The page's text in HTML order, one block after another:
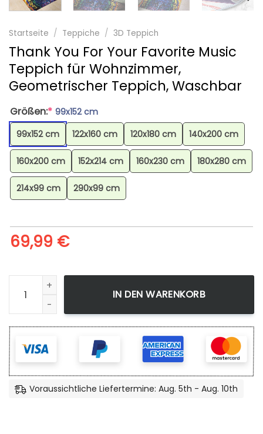
Startseite / Teppiche / 3D Teppich
Thank You For Your Favorite Music
Teppich für Wohnzimmer,
Geometrischer Teppich, Waschbar
Größen:* 99x152 cm
99x152 cm
122x160 cm 120x180 cm 140x200 cm
160x200 cm 152x214 cm 160x230 cm 180x280 cm
214x99 cm 290x99 cm
69,99 €
Thank You For Your Favorite Music Teppich für
IN DEN WARENKORB
Voraussichtliche Liefertermine: Aug. 5th - Aug. 10th